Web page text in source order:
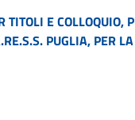
TITOLI E COLLOQUIO,
PUGLIA, PER